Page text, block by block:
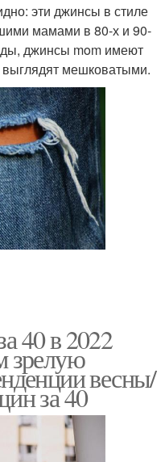
эти джинсы в стиле
мамами в 80-х и 90-
джинсы mom имеют
мешковатыми.
40 в 2022
зрелую
весны/
за 40